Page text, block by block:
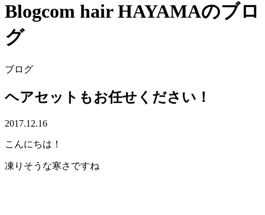
Blogcom hair HAYAMAのブロ
グ
ブログ
ヘアセットもお任せください！
2017.12.16
こんにちは！
凍りそうな寒さですね